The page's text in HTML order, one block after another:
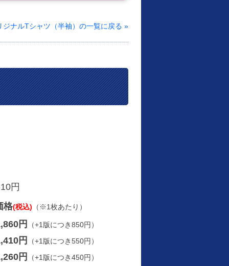
ジナルTシャツ（半袖）の一覧に戻る »
円
格(税込) （※1枚あたり）
円 （+1版につき850円）
円 （+1版につき550円）
円 （+1版につき450円）